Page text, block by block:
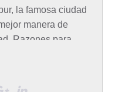
la famosa ciudad
manera de
Razones para
construida por